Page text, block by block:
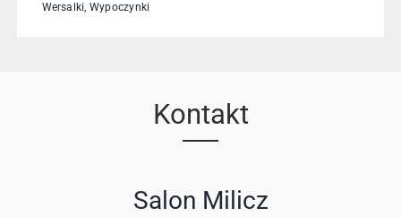
Wersalki, Wypoczynki
Kontakt
Salon Milicz